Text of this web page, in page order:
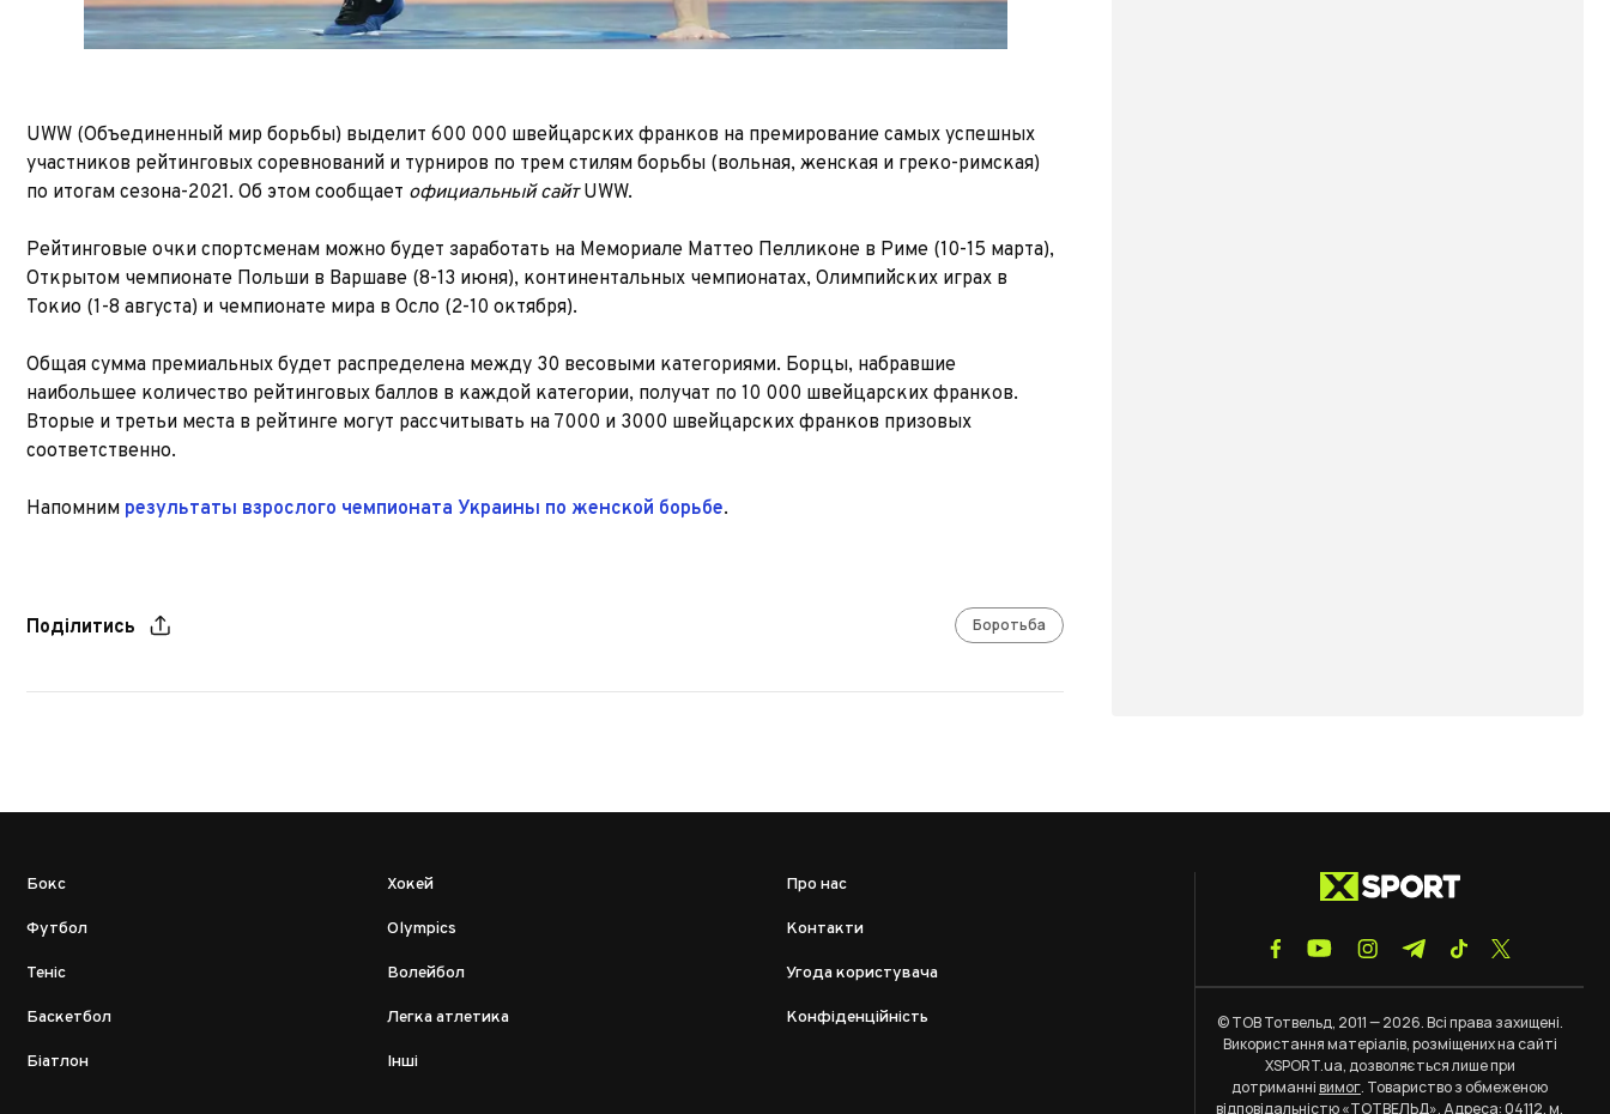
UWW (Объединенный мир борьбы) выделит 600 000 швейцарских франков на премирование самых успешных
участников рейтинговых соревнований и турниров по трем стилям борьбы (вольная, женская и греко-римская)
по итогам сезона-2021. Об этом сообщает официальный сайтUWW.
Рейтинговые очки спортсменам можно будет заработать на Мемориале Маттео Пелликоне в Риме (10-15 марта),
Открытом чемпионате Польши в Варшаве (8-13 июня), континентальных чемпионатах, Олимпийских играх в
Токио (1-8 августа) и чемпионате мира в Осло (2-10 октября).
Общая сумма премиальных будет распределена между 30 весовыми категориями. Борцы, набравшие
наибольшее количество рейтинговых баллов в каждой категории, получат по 10 000 швейцарских франков.
Вторые и третьи места в рейтинге могут рассчитывать на 7000 и 3000 швейцарских франков призовых
соответственно.
Напомним результаты взрослого чемпионата Украины по женской борьбе.
Поділитись Боротьба
Бокс
Футбол
Теніс
Баскетбол
Біатлон
Хокей
Olympics
Волейбол
Легка атлетика
Інші
Про нас
Контакти
Угода користувача
Конфіденційність
© ТОВ Тотвельд, 2011 — 2026. Всі права захищені.
Використання матеріалів, розміщених на сайті
XSPORT.ua, дозволяється лише при
дотриманнівимог. Товариство з обмеженою
відповідальністю «ТОТВЕЛЬД». Адреса: 04112, м.